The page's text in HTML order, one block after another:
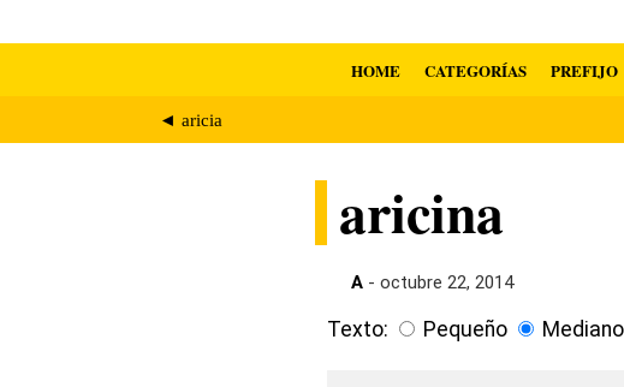
HOME CATEGORÍAS PREFIJO
◄ aricia
aricina
A - octubre 22, 2014
Texto: Pequeño Mediano